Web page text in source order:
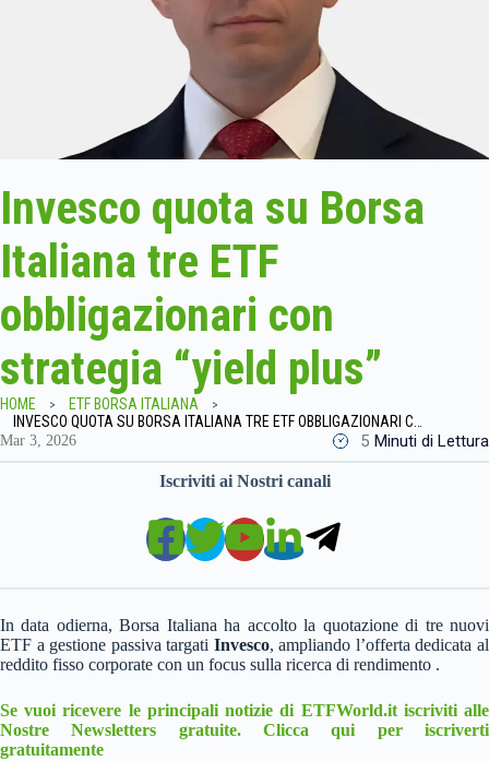
Invesco quota su Borsa
Italiana tre ETF
obbligazionari con
strategia “yield plus”
HOME
ETF BORSA ITALIANA
INVESCO QUOTA SU BORSA ITALIANA TRE ETF OBBLIGAZIONARI CON STRATEGIA “YIELD PLUS”
Mar 3, 2026 5 Minuti di Lettura
Iscriviti ai Nostri canali
In data odierna, Borsa Italiana ha accolto la quotazione di tre nuovi
ETF a gestione passiva targati Invesco, ampliando l’offerta dedicata al
reddito fisso corporate con un focus sulla ricerca di rendimento .
Se vuoi ricevere le principali notizie di ETFWorld.it iscriviti alle
Nostre Newsletters gratuite. Clicca qui per iscriverti
gratuitamente